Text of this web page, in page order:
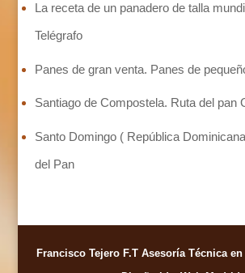
La receta de un panadero de talla
Telégrafo
Panes de gran venta. Panes de
Santiago de Compostela. Ruta del pan
Santo Domingo ( República
del Pan
Francisco Tejero F.T Asesoría Técnica